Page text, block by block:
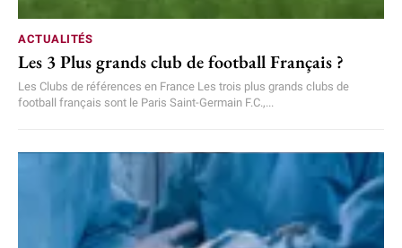
ACTUALITÉS
Les 3 Plus grands club de football Français ?
Les Clubs de références en France Les trois plus grands clubs de
football français sont le Paris Saint-Germain F.C.,...